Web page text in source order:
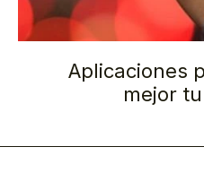
Aplicaciones
mejor